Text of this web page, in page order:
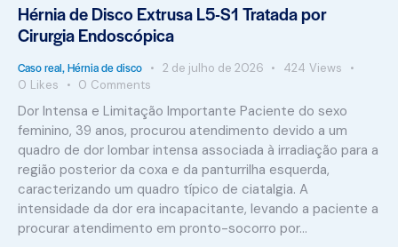
Hérnia de Disco Extrusa L5-S1 Tratada por
Cirurgia Endoscópica
Caso real,Hérnia de disco 2 de julho de 2026 424 Views
0 Likes 0 Comments
Dor Intensa e Limitação Importante Paciente do sexo
feminino, 39 anos, procurou atendimento devido a um
quadro de dor lombar intensa associada à irradiação para a
região posterior da coxa e da panturrilha esquerda,
caracterizando um quadro típico de ciatalgia. A
intensidade da dor era incapacitante, levando a paciente a
procurar atendimento em pronto-socorro por…